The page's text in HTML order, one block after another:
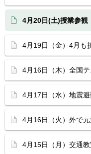
4月20日(土)授業参観
4月19日（金）4月も
4月16日（木）全国
4月17日（水）地震
4月16日（火）外で元
4月15日（月）交通